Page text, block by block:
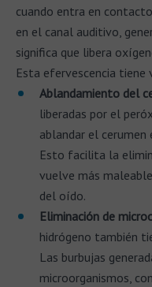
cuando entra en
en el canal auditivo,
significa que libera
Esta efervescencia tiene
Ablandamiento del
liberadas por el
ablandar el cerumen
Esto facilita la
vuelve más
del oído.
Eliminación de
hidrógeno también
Las burbujas
microorganismos,